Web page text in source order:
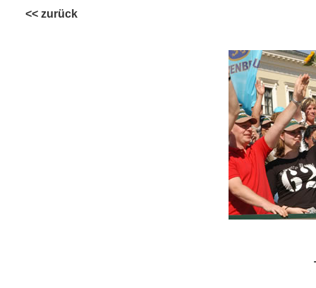
<< zurück